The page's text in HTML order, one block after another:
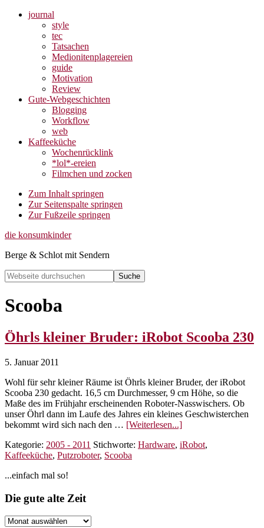
journal
style
tec
Tatsachen
Medionitenplagereien
guide
Motivation
Review
Gute-Webgeschichten
Blogging
Workflow
web
Kaffeeküche
Wochenrücklink
*lol*-ereien
Filmchen und zocken
Zum Inhalt springen
Zur Seitenspalte springen
Zur Fußzeile springen
die konsumkinder
Berge & Schlot mit Sendern
Webseite
durchsuchen
Search
Scooba
Öhrls kleiner Bruder: iRobot Scooba 230
5. Januar 2011
Wohl für sehr kleiner Räume ist Öhrls kleiner Bruder, der iRobot
Scooba 230 gedacht. 16,5 cm Durchmesser, 9 cm Höhe, so die
Maße des im Frühjahr erscheinenden Roboter-Nasswischers. Ob
unser Öhrl dann im Laufe des Jahres ein kleines Geschwisterchen
bekommt wird sich nach den … [Weiterlesen...]ÜberÖhrls
Bruder:
Kategorie: 2005 - 2011 Stichworte: Hardware, iRobot,
Kaffeeküche, Putzroboter, Scooba
Seitenspalte
...einfach mal so!
Footer
Die gute alte Zeit
Die